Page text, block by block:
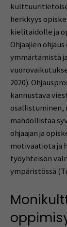
herkkyys
kielitaidolle ja
Ohjaajien
ymmärtämistä
2020).
kannustava
osallistuminen,
mahdollistaa
ohjaajan ja
motivaatiota ja
työyhteisön
ympäristössä